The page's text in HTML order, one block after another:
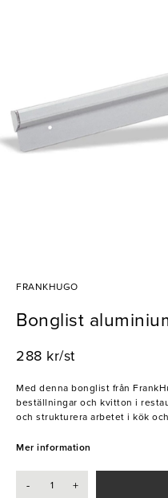
FRANKHUGO
Bonglist
288 kr/st
Med denna bonglist från
beställningar och kvitton i
och strukturera arbetet i kök
- Monteras på vägg eller andra
Mer information
- +